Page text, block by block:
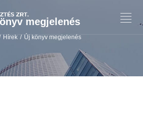
megjelenés
Hírek / Új könyv megjelenés